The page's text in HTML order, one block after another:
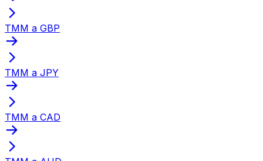
TMM a GBP
TMM a JPY
TMM a CAD